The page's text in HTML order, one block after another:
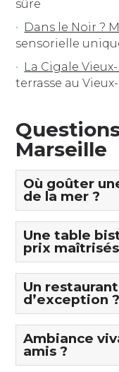
sûre
Dans le Noir ?
sensorielle
La Cigale
terrasse au
Marseille
Où goûter
de la mer ?
Une table
prix
Un
d’exception ?
Ambiance
amis ?